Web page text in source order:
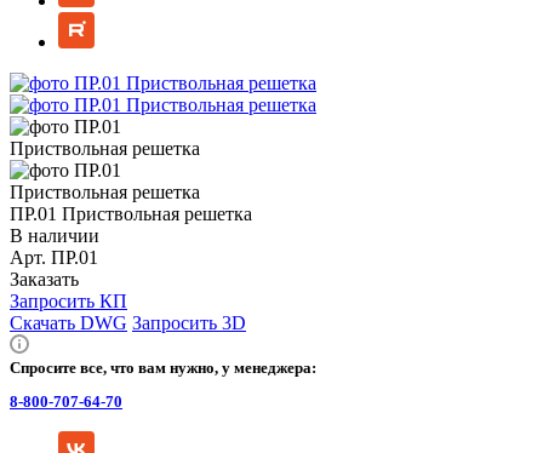
ПР.01 Приствольная решетка
В наличии
Арт. ПР.01
Заказать
Запросить КП
Скачать DWG Запросить 3D
Спросите все, что вам нужно, у менеджера:
8-800-707-64-70